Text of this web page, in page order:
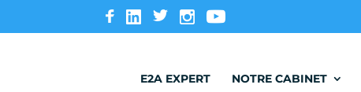
E2A EXPERT NOTRE CABINET